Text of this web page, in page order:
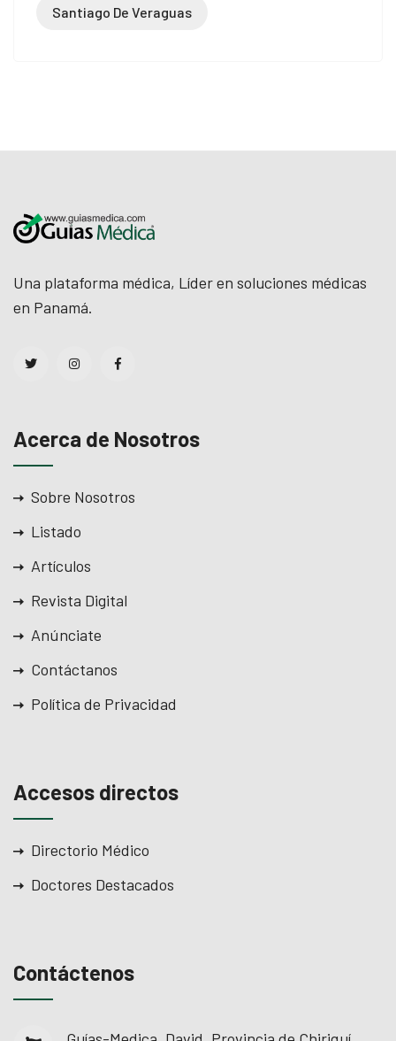
Santiago De Veraguas
Una plataforma médica, Líder en soluciones médicas
en Panamá.
Acerca de Nosotros
Sobre Nosotros
Listado
Artículos
Revista Digital
Anúnciate
Contáctanos
Política de Privacidad
Accesos directos
Directorio Médico
Doctores Destacados
Contáctenos